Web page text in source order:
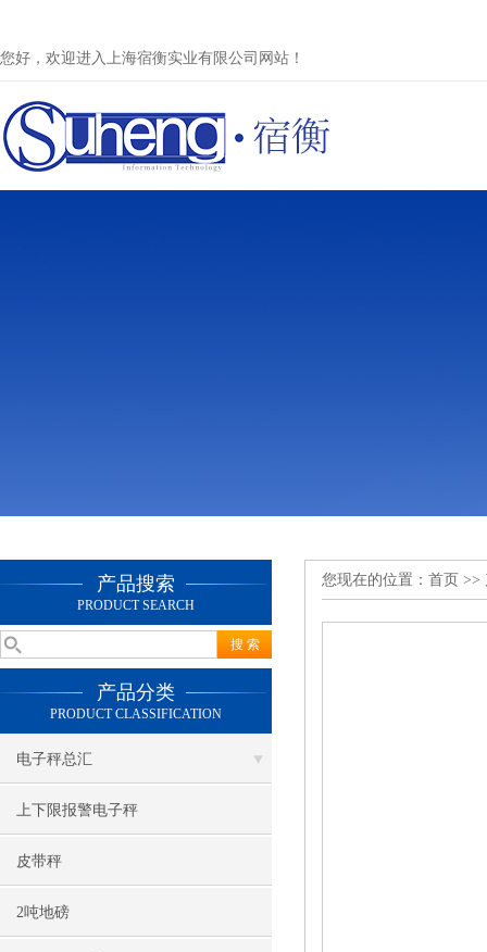
您好，欢迎进入上海宿衡实业有限公司网站！
产品搜索
PRODUCT SEARCH
产品分类
PRODUCT CLASSIFICATION
电子秤总汇
上下限报警电子秤
皮带秤
2吨地磅
您现在的位置： 首页 >>